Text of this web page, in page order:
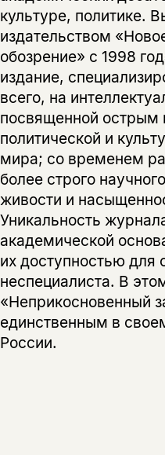
культуре, политике.
издательством
обозрение» с 1998
издание,
всего, на
посвященной острым
политической и
мира; со временем
более строго
живости и
Уникальность
академической
их доступностью для
неспециалиста. В
«Неприкосновенный
единственным в
России.
нет,